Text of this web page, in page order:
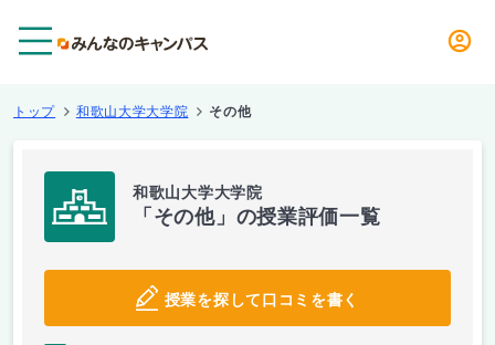
トップ 和歌山大学大学院 その他
和歌山大学大学院
「その他」の授業評価一覧
授業を探して口コミを書く